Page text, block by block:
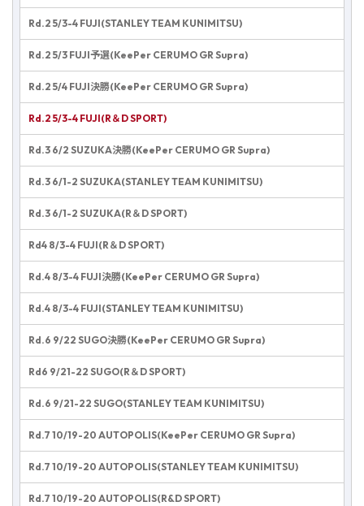
Rd.2 5/3-4 FUJI(STANLEY TEAM KUNIMITSU)
Rd.2 5/3 FUJI予選(KeePer CERUMO GR Supra)
Rd.2 5/4 FUJI決勝(KeePer CERUMO GR Supra)
Rd.2 5/3-4 FUJI(R＆D SPORT)
Rd.3 6/2 SUZUKA決勝(KeePer CERUMO GR Supra)
Rd.3 6/1-2 SUZUKA(STANLEY TEAM KUNIMITSU)
Rd.3 6/1-2 SUZUKA(R＆D SPORT)
Rd4 8/3-4 FUJI(R＆D SPORT)
Rd.4 8/3-4 FUJI決勝(KeePer CERUMO GR Supra)
Rd.4 8/3-4 FUJI(STANLEY TEAM KUNIMITSU)
Rd.6 9/22 SUGO決勝(KeePer CERUMO GR Supra)
Rd6 9/21-22 SUGO(R＆D SPORT)
Rd.6 9/21-22 SUGO(STANLEY TEAM KUNIMITSU)
Rd.7 10/19-20 AUTOPOLIS(KeePer CERUMO GR Supra)
Rd.7 10/19-20 AUTOPOLIS(STANLEY TEAM KUNIMITSU)
Rd.7 10/19-20 AUTOPOLIS(R&D SPORT)